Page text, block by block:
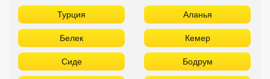
Турция Аланья
Белек Кемер
Сиде Бодрум